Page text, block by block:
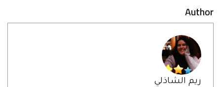
Author
ريم الشاذلي